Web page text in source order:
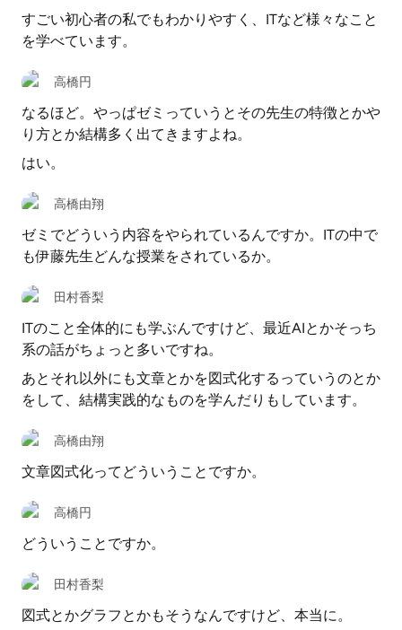
すごい初心者の私でもわかりやすく、ITなど様々なこと
を学べています。
高橋円
なるほど。やっぱゼミっていうとその先生の特徴とかや
り方とか結構多く出てきますよね。
はい。
高橋由翔
ゼミでどういう内容をやられているんですか。ITの中で
も伊藤先生どんな授業をされているか。
田村香梨
ITのこと全体的にも学ぶんですけど、最近AIとかそっち
系の話がちょっと多いですね。
あとそれ以外にも文章とかを図式化するっていうのとか
をして、結構実践的なものを学んだりもしています。
高橋由翔
文章図式化ってどういうことですか。
高橋円
どういうことですか。
田村香梨
図式とかグラフとかもそうなんですけど、本当に。